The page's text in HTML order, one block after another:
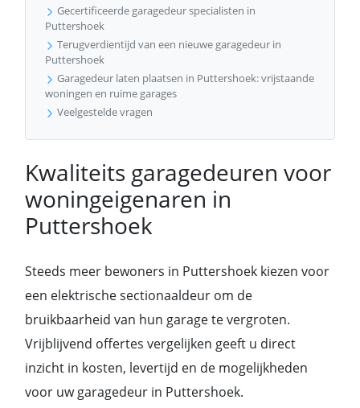
Gecertificeerde garagedeur specialisten in
Puttershoek
Terugverdientijd van een nieuwe garagedeur in
Puttershoek
Garagedeur laten plaatsen in Puttershoek: vrijstaande
woningen en ruime garages
Veelgestelde vragen
Kwaliteits garagedeuren voor
woningeigenaren in
Puttershoek
Steeds meer bewoners in Puttershoek kiezen voor
een elektrische sectionaaldeur om de
bruikbaarheid van hun garage te vergroten.
Vrijblijvend offertes vergelijken geeft u direct
inzicht in kosten, levertijd en de mogelijkheden
voor uw garagedeur in Puttershoek.